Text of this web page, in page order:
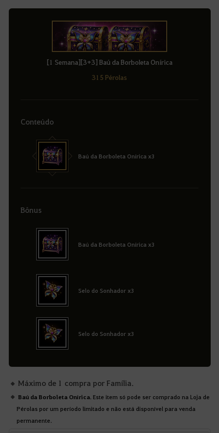
[1 Semana][3+3] Baú da Borboleta Onírica
315 Pérolas
Conteúdo
Baú da Borboleta Onírica x3
Bônus
Baú da Borboleta Onírica x3
Selo do Sonhador x3
Selo do Sonhador x3
Máximo de 1 compra por Família.
Baú da Borboleta Onírica. Este item só pode ser comprado na Loja de
Pérolas por um período limitado e não está disponível para venda
permanente.